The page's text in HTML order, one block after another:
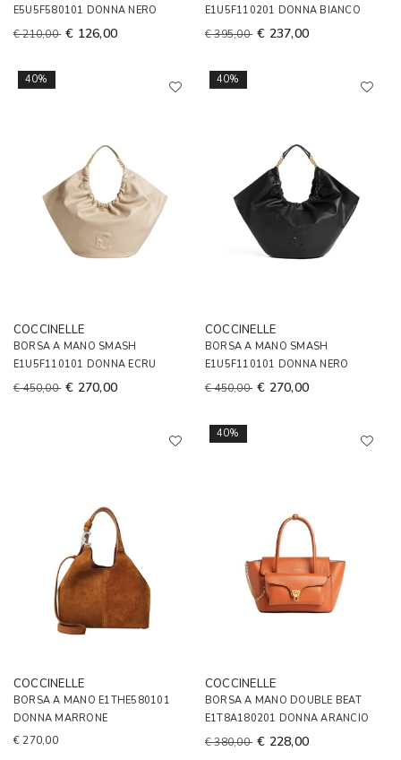
E5U5F580101 DONNA NERO
€ 210,00 € 126,00
E1U5F110201 DONNA BIANCO
€ 395,00 € 237,00
40%
COCCINELLE
BORSA A MANO SMASH
E1U5F110101 DONNA ECRU
€ 450,00 € 270,00
40%
COCCINELLE
BORSA A MANO SMASH
E1U5F110101 DONNA NERO
€ 450,00 € 270,00
COCCINELLE
BORSA A MANO E1THE580101
DONNA MARRONE
€ 270,00
40%
COCCINELLE
BORSA A MANO DOUBLE BEAT
E1T8A180201 DONNA ARANCIO
€ 380,00 € 228,00